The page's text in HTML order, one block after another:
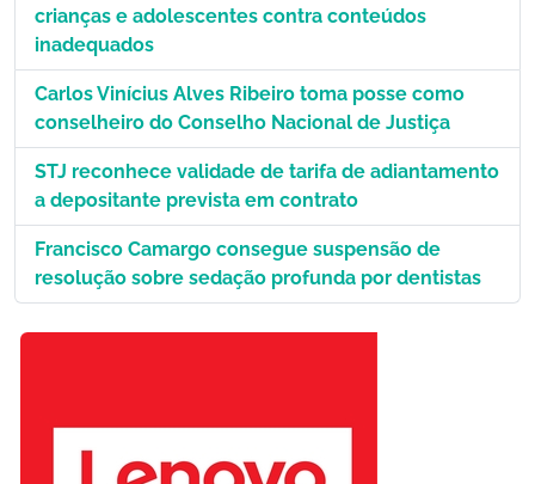
crianças e adolescentes contra conteúdos
inadequados
Carlos Vinícius Alves Ribeiro toma posse como
conselheiro do Conselho Nacional de Justiça
STJ reconhece validade de tarifa de adiantamento
a depositante prevista em contrato
Francisco Camargo consegue suspensão de
resolução sobre sedação profunda por dentistas